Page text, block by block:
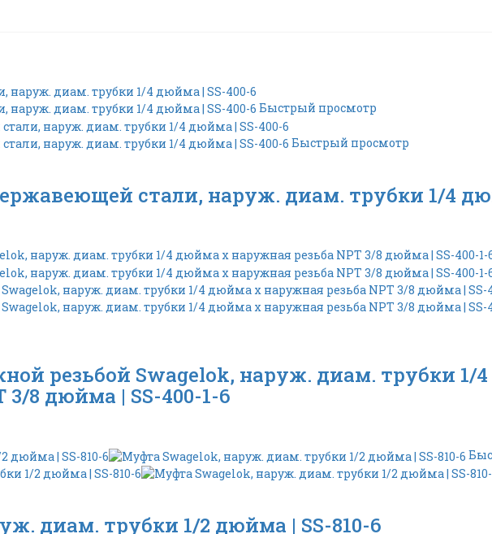
Быстрый просмотр
Быстрый просмотр
стали, наруж. диам. трубки 1/4
резьбой Swagelok, наруж. диам. трубки 1/
8 дюйма | SS-400-1-6
диам. трубки 1/2 дюйма | SS-810-6